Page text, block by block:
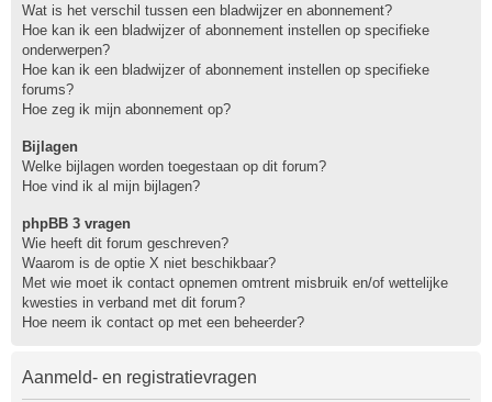
Wat is het verschil tussen een bladwijzer en abonnement?
Hoe kan ik een bladwijzer of abonnement instellen op specifieke
onderwerpen?
Hoe kan ik een bladwijzer of abonnement instellen op specifieke
forums?
Hoe zeg ik mijn abonnement op?
Bijlagen
Welke bijlagen worden toegestaan op dit forum?
Hoe vind ik al mijn bijlagen?
phpBB 3 vragen
Wie heeft dit forum geschreven?
Waarom is de optie X niet beschikbaar?
Met wie moet ik contact opnemen omtrent misbruik en/of wettelijke
kwesties in verband met dit forum?
Hoe neem ik contact op met een beheerder?
Aanmeld- en registratievragen